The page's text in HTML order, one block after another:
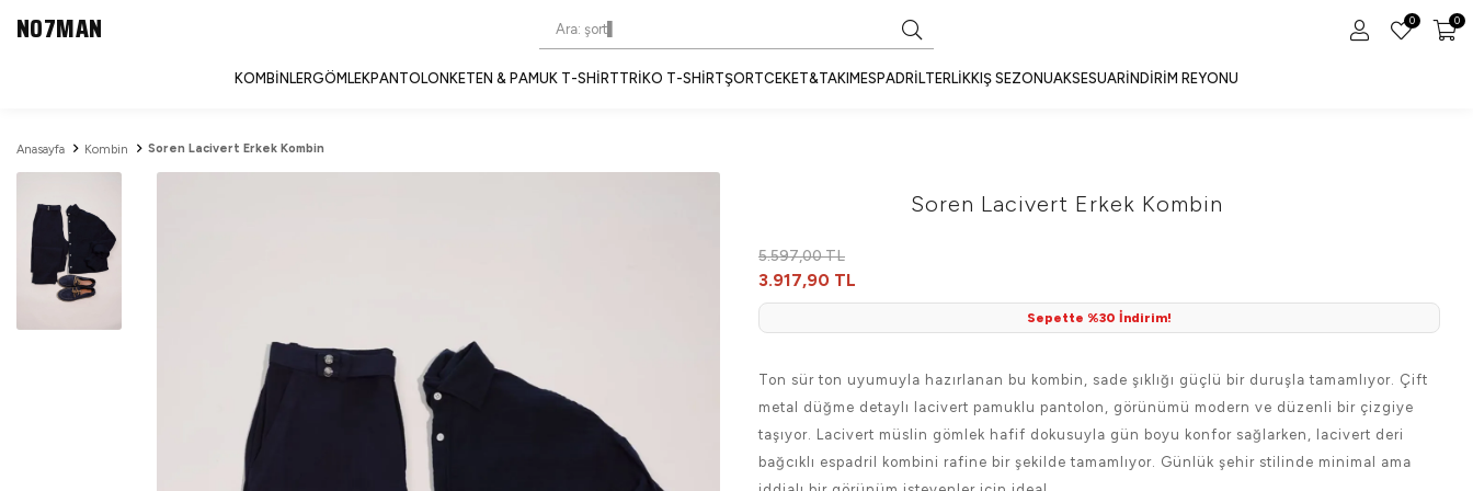
NO7MAN 0 0
KOMBINLERGÖMLEKPANTOLON KETEN & PAMUK T-SHIRTTRIKO T-SHIRTŞORTCEKET&TAKIM ESPADRILTERLIKKIŞ SEZONUAKSESUARİNDIRIM REYONU
Anasayfa Kombin Soren Lacivert Erkek Kombin
Soren Lacivert Erkek Kombin
5.597,00 TL
3.917,90 TL
Sepette %30 İndirim!
Ton sür ton uyumuyla hazırlanan bu kombin, sade şıklığı güçlü bir duruşla tamamlıyor. Çift
metal düğme detaylı lacivert pamuklu pantolon, görünümü modern ve düzenli bir çizgiye
taşıyor. Lacivert müslin gömlek hafif dokusuyla gün boyu konfor sağlarken, lacivert deri
bağcıklı espadril kombini rafine bir şekilde tamamlıyor. Günlük şehir stilinde minimal ama